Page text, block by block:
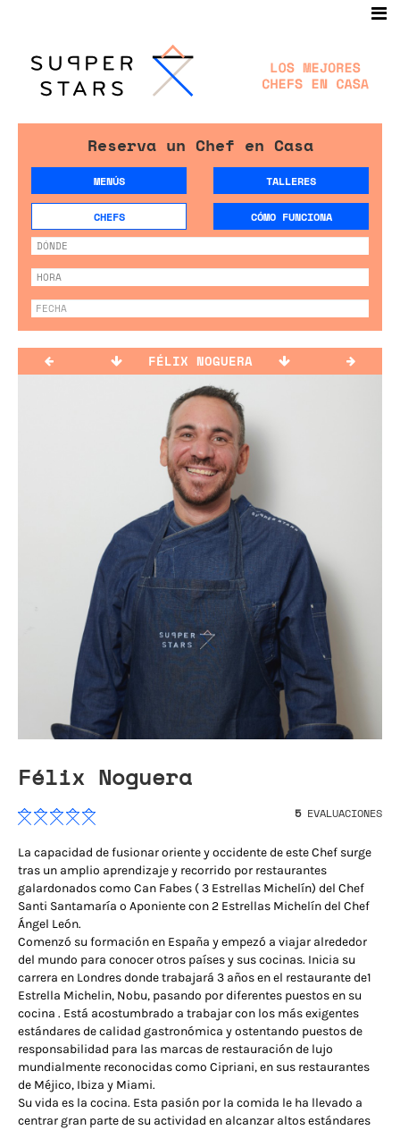
Reserva un Chef en Casa
MENÚS TALLERES
CHEFS CÓMO FUNCIONA
FÉLIX NOGUERA
Félix Noguera
5EVALUACIONES
La capacidad de fusionar oriente y occidente de este Chef surge
tras un amplio aprendizaje y recorrido por restaurantes
galardonados como Can Fabes ( 3 Estrellas Michelín) del Chef
Santi Santamaría o Aponiente con 2 Estrellas Michelín del Chef
Ángel León.
Comenzó su formación en España y empezó a viajar alrededor
del mundo para conocer otros países y sus cocinas. Inicia su
carrera en Londres donde trabajará 3 años en el restaurante de1
Estrella Michelin, Nobu, pasando por diferentes puestos en su
cocina . Está acostumbrado a trabajar con los más exigentes
estándares de calidad gastronómica y ostentando puestos de
responsabilidad para las marcas de restauración de lujo
mundialmente reconocidas como Cipriani, en sus restaurantes
de Méjico, Ibiza y Miami.
Su vida es la cocina. Esta pasión por la comida le ha llevado a
centrar gran parte de su actividad en alcanzar altos estándares